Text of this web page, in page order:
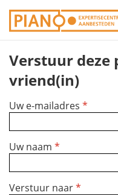
Overslaan
en
de
inhoud
gaan
Verstuur deze
vriend(in)
Uw e-mailadres *
Uw naam *
Verstuur naar*